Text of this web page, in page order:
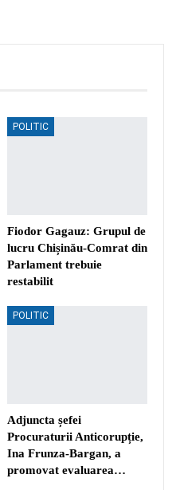
POLITIC
Fiodor Gagauz: Grupul de
lucru Chișinău-Comrat din
Parlament trebuie
restabilit
POLITIC
Adjuncta șefei
Procuraturii Anticorupție,
Ina Frunza-Bargan, a
promovat evaluarea…